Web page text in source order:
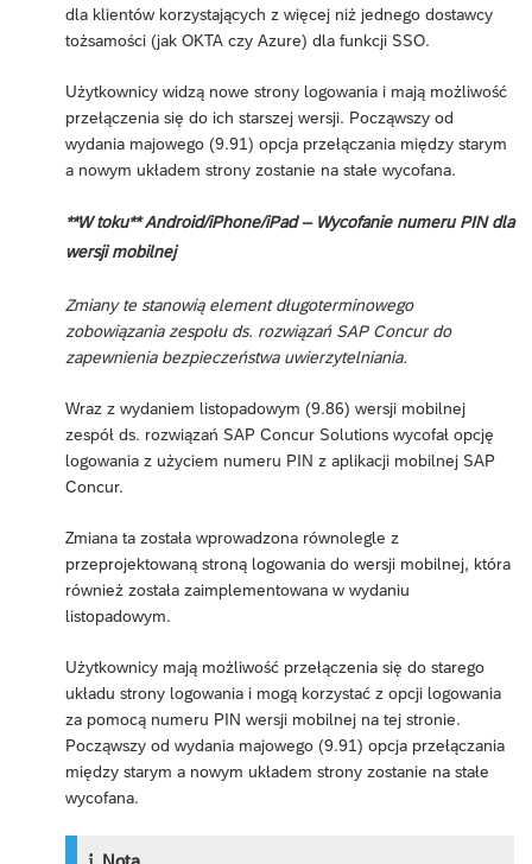
dla klientów korzystających z więcej niż jednego dostawcy
tożsamości (jak OKTA czy Azure) dla funkcji SSO.
Użytkownicy widzą nowe strony logowania i mają możliwość
przełączenia się do ich starszej wersji. Począwszy od
wydania majowego (9.91) opcja przełączania między starym
a nowym układem strony zostanie na stałe wycofana.
**W toku** Android/iPhone/iPad – Wycofanie numeru PIN dla
wersji mobilnej
Zmiany te stanowią element długoterminowego
zobowiązania zespołu ds. rozwiązań SAP Concur do
zapewnienia bezpieczeństwa uwierzytelniania.
Wraz z wydaniem listopadowym (9.86) wersji mobilnej
zespół ds. rozwiązań SAP Concur Solutions wycofał opcję
logowania z użyciem numeru PIN z aplikacji mobilnej SAP
Concur.
Zmiana ta została wprowadzona równolegle z
przeprojektowaną stroną logowania do wersji mobilnej, która
również została zaimplementowana w wydaniu
listopadowym.
Użytkownicy mają możliwość przełączenia się do starego
układu strony logowania i mogą korzystać z opcji logowania
za pomocą numeru PIN wersji mobilnej na tej stronie.
Począwszy od wydania majowego (9.91) opcja przełączania
między starym a nowym układem strony zostanie na stałe
wycofana.